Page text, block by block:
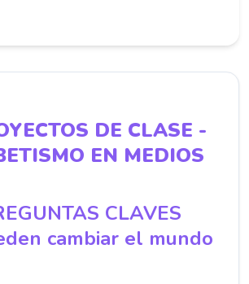
DE CLASE -
EN MEDIOS
CLAVES
cambiar el mundo